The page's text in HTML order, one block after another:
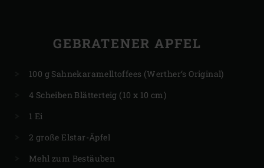
GEBRATENER APFEL
100 g Sahnekaramelltoffees (Werther‘s Original)
4 Scheiben Blätterteig (10 x 10 cm)
1 Ei
2 große Elstar-Äpfel
Mehl zum Bestäuben